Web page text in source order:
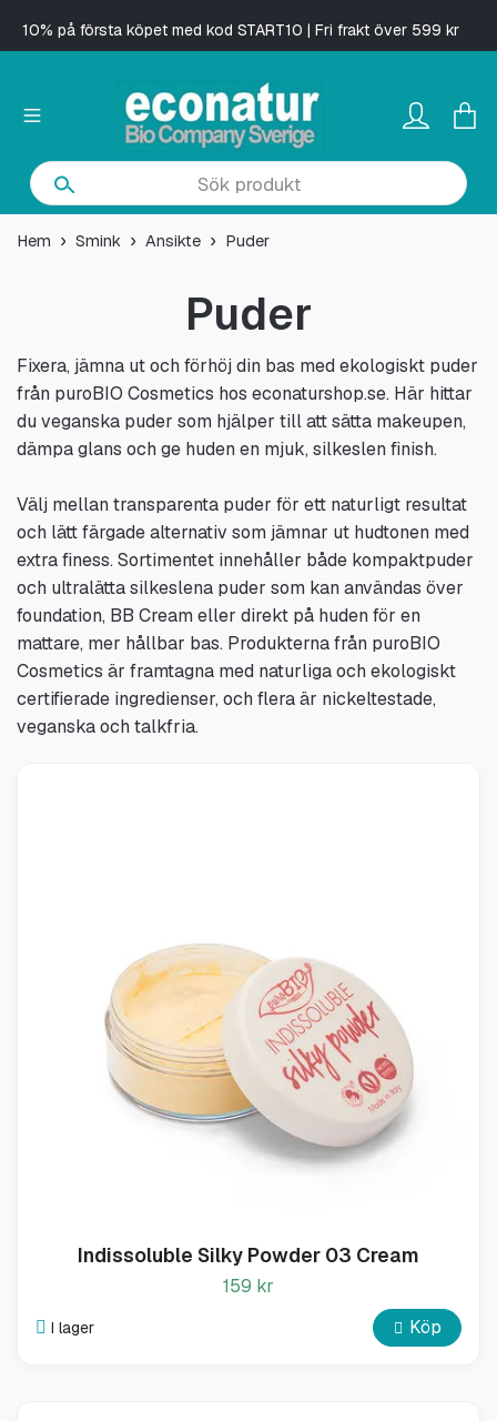
10% på första köpet med kod START10 | Fri frakt över 599 kr
Hem Smink Ansikte Puder
Puder
Fixera, jämna ut och förhöj din bas med ekologiskt puder
från puroBIO Cosmetics hos econaturshop.se. Här hittar
du veganska puder som hjälper till att sätta makeupen,
dämpa glans och ge huden en mjuk, silkeslen finish.
Välj mellan transparenta puder för ett naturligt resultat
och lätt färgade alternativ som jämnar ut hudtonen med
extra finess. Sortimentet innehåller både kompaktpuder
och ultralätta silkeslena puder som kan användas över
foundation, BB Cream eller direkt på huden för en
mattare, mer hållbar bas. Produkterna från puroBIO
Cosmetics är framtagna med naturliga och ekologiskt
certifierade ingredienser, och flera är nickeltestade,
veganska och talkfria.
Indissoluble Silky Powder 03 Cream
159 kr
I lager Köp